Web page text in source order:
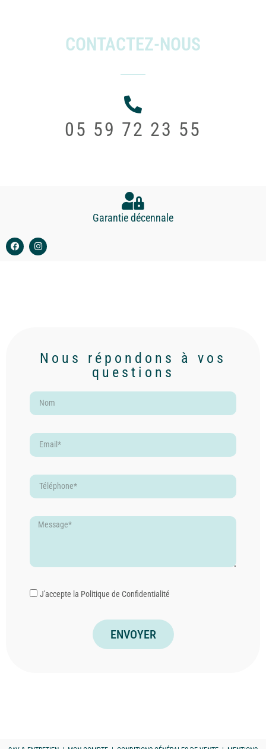
CONTACTEZ-NOUS
05 59 72 23 55
Garantie décennale
Nous répondons à vos
questions
J'accepte la Politique de Confidentialité
ENVOYER